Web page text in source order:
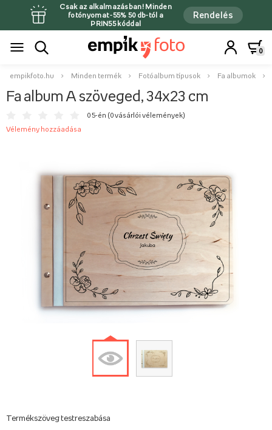
Csak az alkalmazásban! Minden
fotónyomat -55% 50 db-tól a
PRIN55 kóddal
Rendelés
0
empikfoto.hu Minden termék Fotóalbum típusok Fa albumok
Fa album A szöveged, 34x23 cm
0 5-én (0 vásárlói vélemények)
Vélemény hozzáadása
Chrzest Święty
Jakuba
Termékszöveg testreszabása